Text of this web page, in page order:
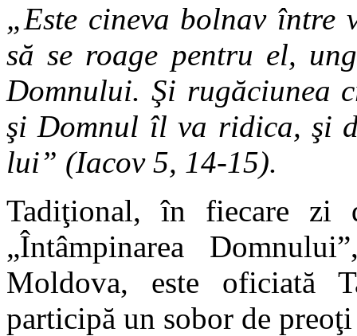
„Este cineva bolnav între
să se roage pentru el,
Domnului. Şi rugăciunea
şi Domnul îl va ridica, şi
lui” (Iacov 5, 14-15).
Tadiţional, în fiecare zi
„Întâmpinarea
Moldova, este oficiată
participă un sobor de